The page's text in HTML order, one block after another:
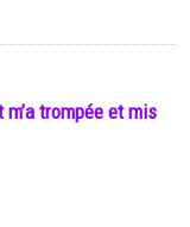
trompée et mis